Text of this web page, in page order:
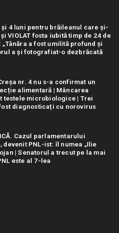
și 4 luni pentru brăileanul care și-
și VIOLAT fosta iubită timp de 24 de
a fost umilită profund și
a și fotografiat-o dezbrăcată
nr. 4 nu s-a confirmat un
alimentară | Mâncarea
testele microbiologice | Trei
diagnosticați cu norovirus
Cazul parlamentarului
devenit PNL-ist: îl numea „Ilie
| Senatorul a trecut pe la mai
este al 7-lea